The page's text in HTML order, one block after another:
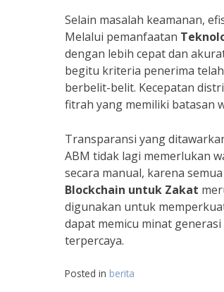
Selain masalah keamanan,
Melalui pemanfaatan
dengan lebih cepat dan
begitu kriteria penerima
berbelit-belit. Kecepatan
fitrah yang memiliki batasan
Transparansi yang
ABM tidak lagi memerlukan
secara manual, karena
Blockchain untuk Zakat
digunakan untuk
dapat memicu minat
terpercaya.
Posted in berita